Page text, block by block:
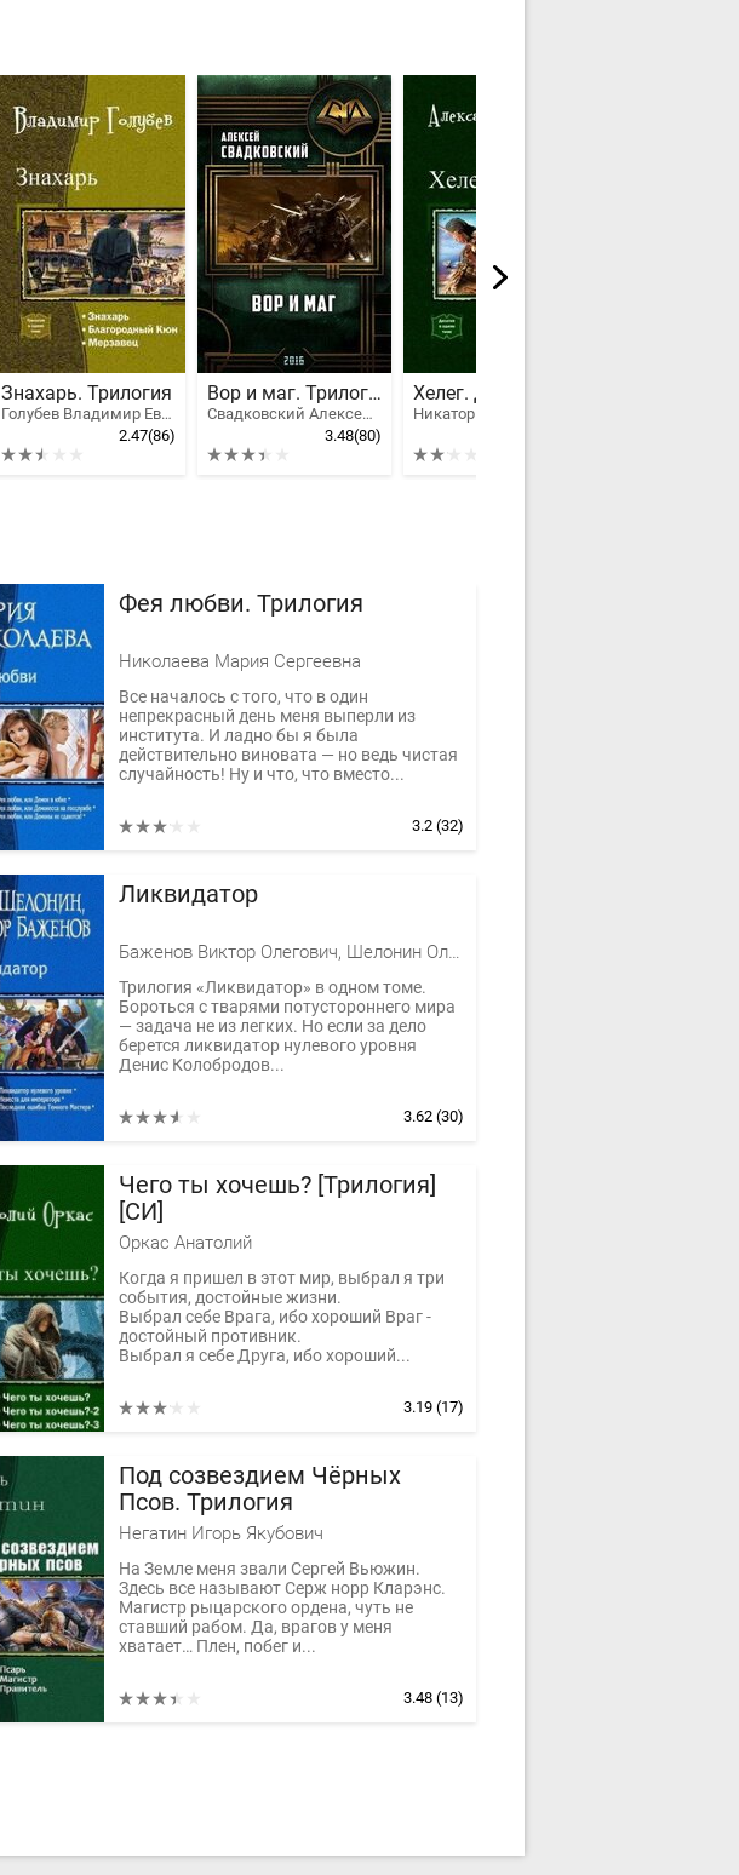
Знахарь. Трилогия
Голубев Владимир Евгеньевич
2.47(86)
Вор и маг. Трилогия
Свадковский Алексей Рудольфович
3.48(80)
Хелег. Дилогия
Никатор Александр
Фея любви. Трилогия
Николаева Мария Сергеевна
Все началось с того, что в один
непрекрасный день меня выперли из
института. И ладно бы я была
действительно виновата — но ведь чистая
случайность! Ну и что, что вместо...
3.2(32)
Ликвидатор
Баженов Виктор Олегович, Шелонин Олег Александрович
Трилогия «Ликвидатор» в одном томе.
Бороться с тварями потустороннего мира
— задача не из легких. Но если за дело
берется ликвидатор нулевого уровня
Денис Колобродов...
3.62(30)
Чего ты хочешь? [Трилогия]
[СИ]
Оркас Анатолий
Когда я пришел в этот мир, выбрал я три
события, достойные жизни.
Выбрал себе Врага, ибо хороший Враг -
достойный противник.
Выбрал я себе Друга, ибо хороший...
3.19(17)
Под созвездием Чёрных
Псов. Трилогия
Негатин Игорь Якубович
На Земле меня звали Сергей Вьюжин.
Здесь все называют Серж норр Кларэнс.
Магистр рыцарского ордена, чуть не
ставший рабом. Да, врагов у меня
хватает… Плен, побег и...
3.48(13)